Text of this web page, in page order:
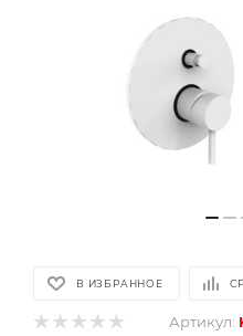
В ИЗБРАННОЕ
Артикул: